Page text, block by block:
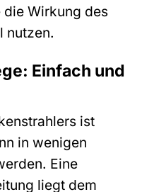
die Wirkung des
nutzen.
Einfach und
ist
in wenigen
Eine
liegt dem